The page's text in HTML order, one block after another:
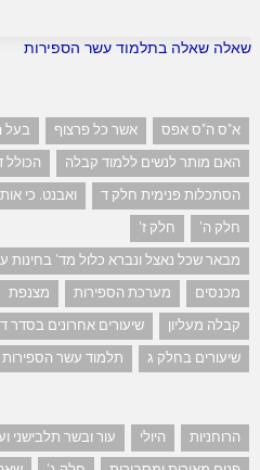
שאלה שאלה בתלמוד עשר הספירות
א"ס ה"ס אפס אשר כל פרצוף
בעל
האם מותר לנשים ללמוד קבלה
הכולל
הסתכלות פנימית חלק ד
ואבנט. כי
חלק ה'
חלק ז'
מבאר שכל נאצל ונברא כלול מד' בחינות
מכנסים
מערכת הספירות מצנפת
קבלה מעליון
שיעורים אחרונים בסדר
שיעורים בחלק ג
תלמוד עשר
הרוחניות היולי
עור ובשר תלבישני